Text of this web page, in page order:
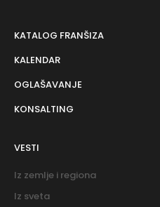
KATALOG FRANŠIZA
KALENDAR
OGLAŠAVANJE
KONSALTING
VESTI
Iz zemlje i regiona
Iz sveta